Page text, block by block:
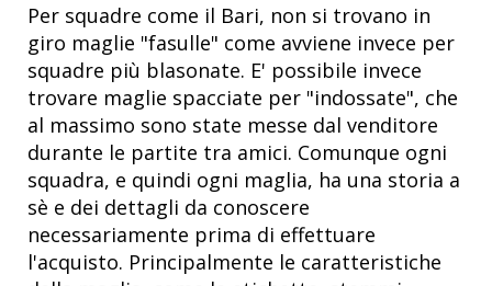
Per squadre come il Bari, non si trovano in
giro maglie "fasulle" come avviene invece per
squadre più blasonate. E' possibile invece
trovare maglie spacciate per "indossate", che
al massimo sono state messe dal venditore
durante le partite tra amici. Comunque ogni
squadra, e quindi ogni maglia, ha una storia a
sè e dei dettagli da conoscere
necessariamente prima di effettuare
l'acquisto. Principalmente le caratteristiche